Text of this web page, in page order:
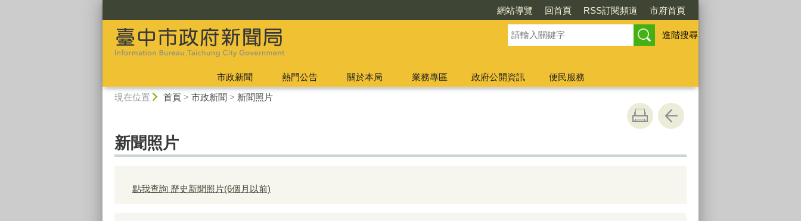
網站導覽 回首頁 RSS訂閱頻道 市府首頁
進階搜尋
市政新聞 熱門公告 關於本局 業務專區 政府公開資訊
便民服務
現在位置 首頁> 市政新聞 > 新聞照片
新聞照片
點我查詢 歷史新聞照片(6個月以前)